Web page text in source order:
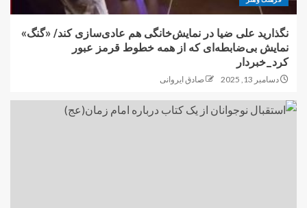
نگذارید علی ضیا در نمایش‌خانگی هم عادی‌سازی کند/ «گنگ»
نمایش بی‌ضابطه‌ای که از همه خطوط قرمز عبور
کرد_خبردار
دسامبر 13, 2025 صادق ایروانی